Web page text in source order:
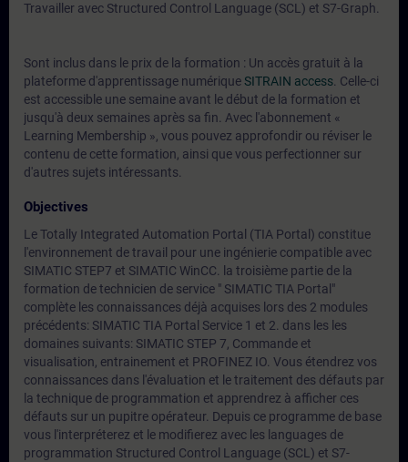
Travailler avec Structured Control Language (SCL) et S7-Graph.
Sont inclus dans le prix de la formation : Un accès gratuit à la
plateforme d'apprentissage numériqueSITRAIN access . Celle-ci
est accessible une semaine avant le début de la formation et
jusqu'à deux semaines après sa fin. Avec l'abonnement «
Learning Membership », vous pouvez approfondir ou réviser le
contenu de cette formation, ainsi que vous perfectionner sur
d'autres sujets intéressants.
Objectives
Le Totally Integrated Automation Portal (TIA Portal) constitue
l'environnement de travail pour une ingénierie compatible avec
SIMATIC STEP7 et SIMATIC WinCC. la troisième partie de la
formation de technicien de service " SIMATIC TIA Portal"
complète les connaissances déjà acquises lors des 2 modules
précédents: SIMATIC TIA Portal Service 1 et 2. dans les les
domaines suivants: SIMATIC STEP 7, Commande et
visualisation, entrainement et PROFINEZ IO. Vous étendrez vos
connaissances dans l'évaluation et le traitement des défauts par
la technique de programmation et apprendrez à afficher ces
défauts sur un pupitre opérateur. Depuis ce programme de base
vous l'interpréterez et le modifierez avec les languages de
programmation Structured Control Language (SCL) et S7-